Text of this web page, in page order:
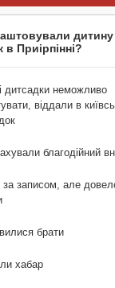
дитину
в Приірпінні?
дитсадки неможливо
віддали в
благодійний
за записом, але
брати
хабар